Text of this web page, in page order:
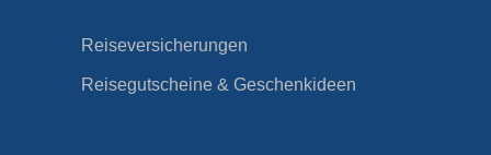
Reiseversicherungen
Reisegutscheine & Geschenkideen